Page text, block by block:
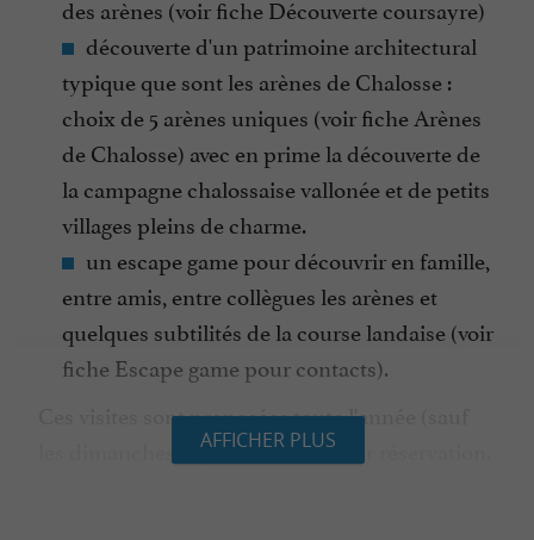
des arènes (voir fiche Découverte coursayre)
découverte d'un patrimoine architectural
typique que sont les arènes de Chalosse :
choix de 5 arènes uniques (voir fiche Arènes
de Chalosse) avec en prime la découverte de
la campagne chalossaise vallonée et de petits
villages pleins de charme.
un escape game pour découvrir en famille,
entre amis, entre collègues les arènes et
quelques subtilités de la course landaise (voir
fiche Escape game pour contacts).
Ces visites sont proposées toute l'année (sauf
les dimanches et jours fériés) et sur réservation.
AFFICHER PLUS